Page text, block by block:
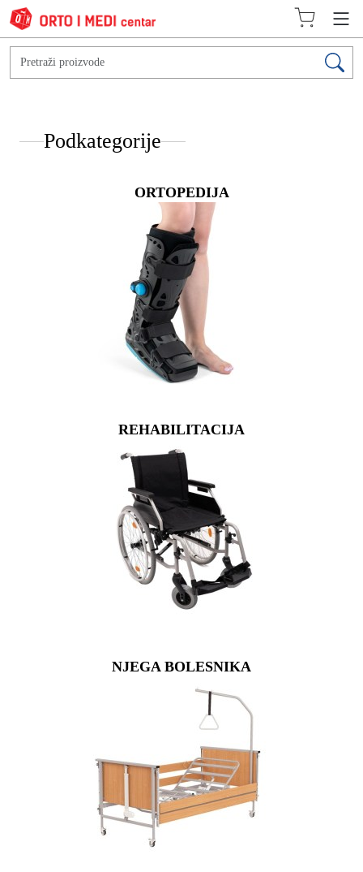
Podkategorije
ORTOPEDIJA
REHABILITACIJA
NJEGA BOLESNIKA